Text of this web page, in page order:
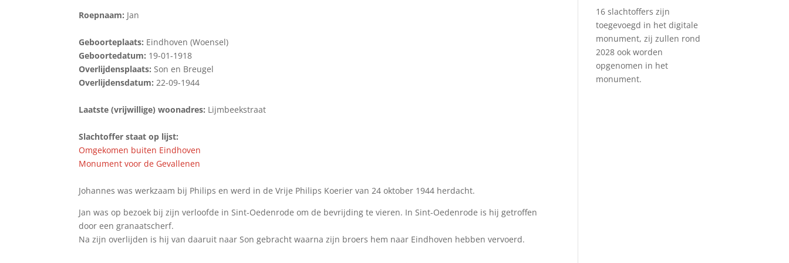
Roepnaam: Jan
Geboorteplaats: Eindhoven (Woensel)
Geboortedatum: 19-01-1918
Overlijdensplaats:Son en Breugel
Overlijdensdatum:22-09-1944
Laatste (vrijwillige) woonadres: Lijmbeekstraat
Slachtoffer staat op lijst:
Omgekomen buiten Eindhoven
Monument voor de Gevallenen
Johannes was werkzaam bij Philips en werd in de Vrije Philips Koerier van 24 oktober 1944 herdacht.
Jan was op bezoek bij zijn verloofde in Sint-Oedenrode om de bevrijding te vieren. In Sint-Oedenrode is hij getroffen
door een granaatscherf.
Na zijn overlijden is hij van daaruit naar Son gebracht waarna zijn broers hem naar Eindhoven hebben vervoerd.
16 slachtoffers zijn
toegevoegd in het digitale
monument, zij zullen rond
2028 ook worden
opgenomen in het
monument.